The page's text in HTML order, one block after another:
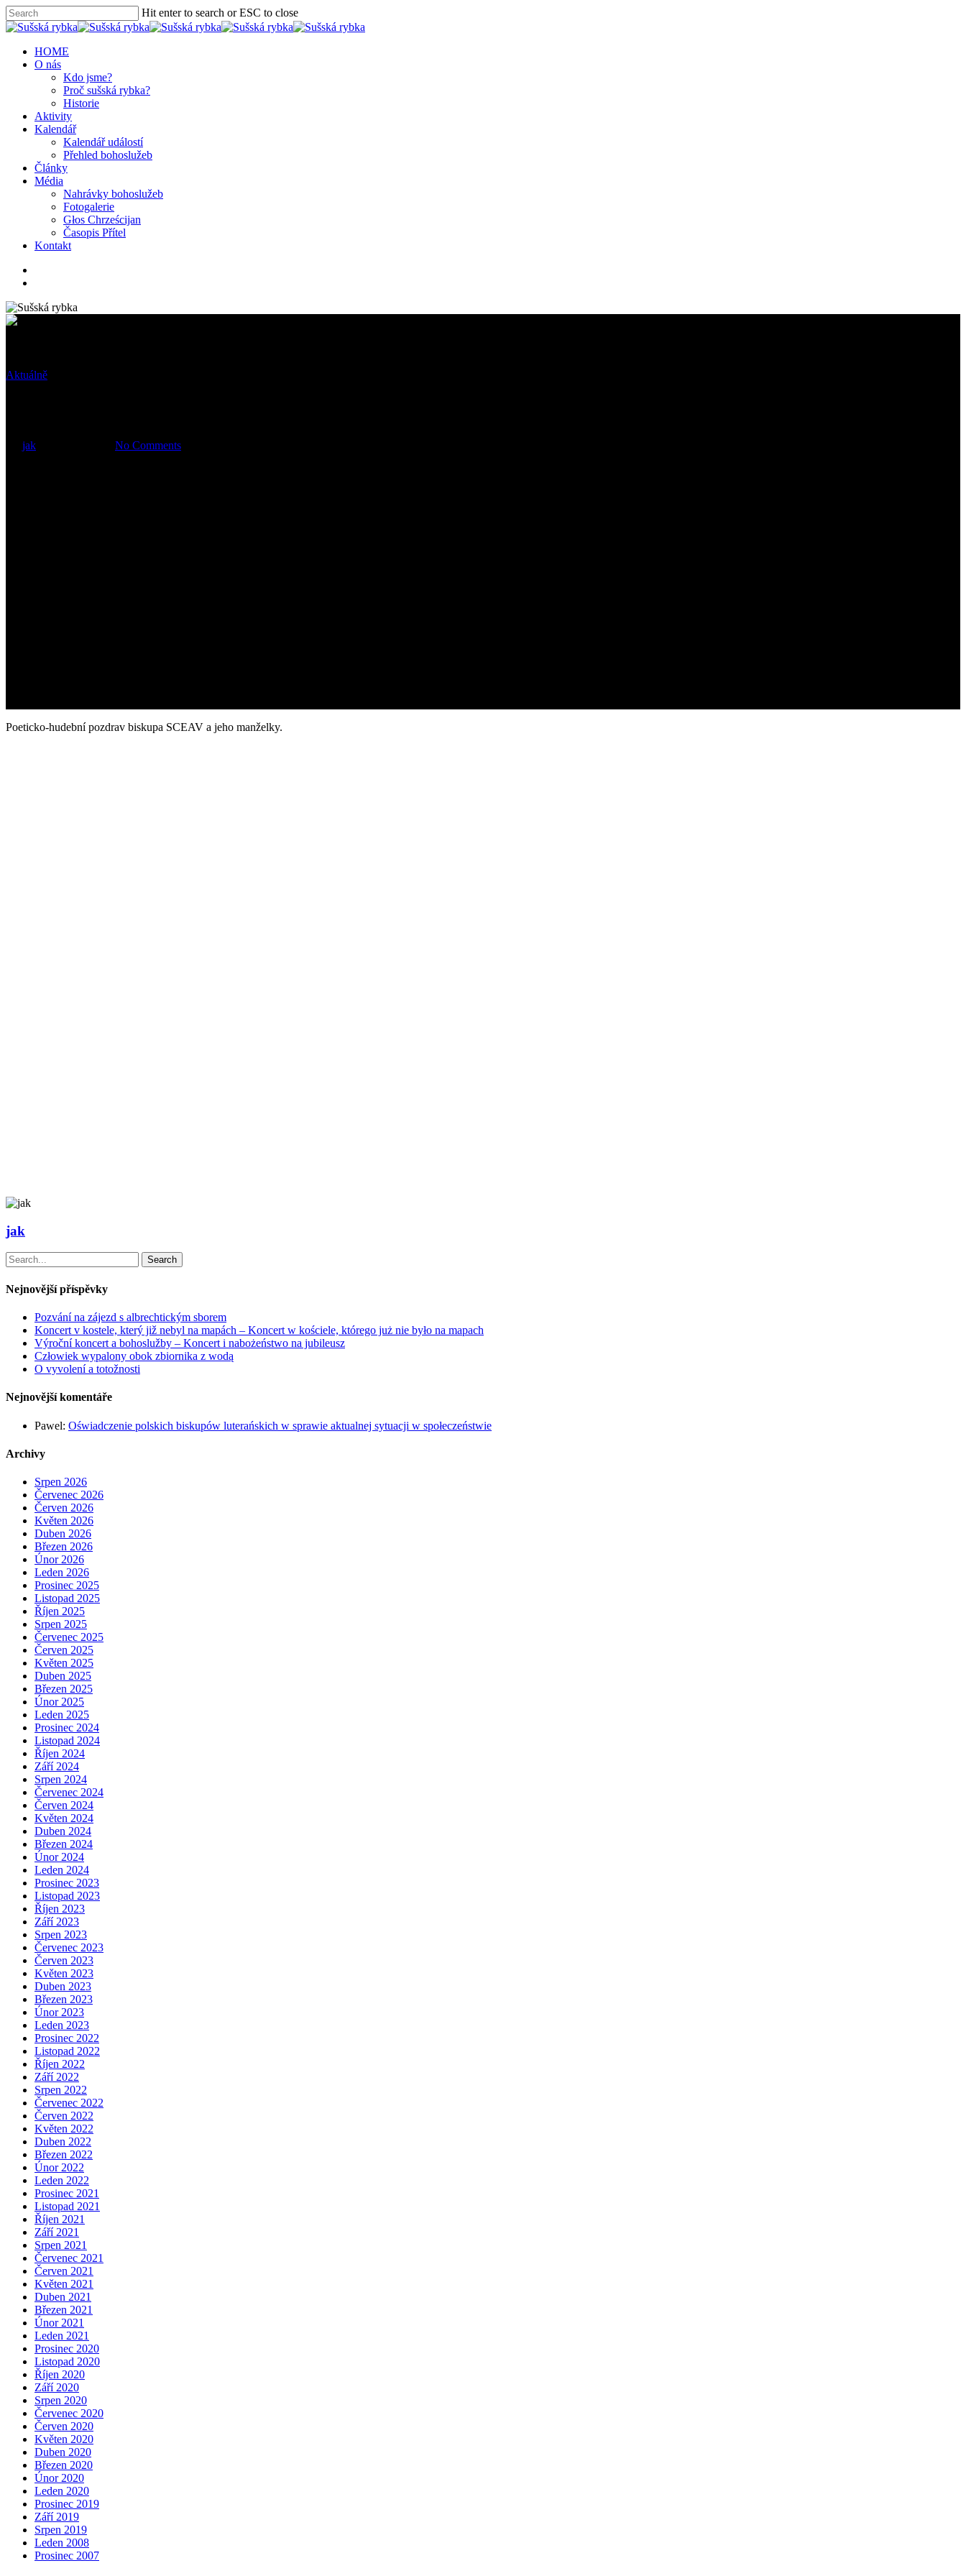
Hit enter to search or ESC to close
HOME
O nás
Kdo jsme?
Proč sušská rybka?
Historie
Aktivity
Kalendář
Kalendář událostí
Přehled bohoslužeb
Články
Média
Nahrávky bohoslužeb
Fotogalerie
Głos Chrześcijan
Časopis Přítel
Kontakt
Aktuálně
jak No Comments
Poeticko-hudební pozdrav biskupa SCEAV a jeho manželky.
jak
Search
Nejnovější příspěvky
Pozvání na zájezd s albrechtickým sborem
Koncert v kostele, který již nebyl na mapách – Koncert w kościele, którego już nie było na mapach
Výroční koncert a bohoslužby – Koncert i nabożeństwo na jubileusz
Człowiek wypalony obok zbiornika z wodą
O vyvolení a totožnosti
Nejnovější komentáře
Pawel: Oświadczenie polskich biskupów luterańskich w sprawie aktualnej sytuacji w społeczeństwie
Archivy
Srpen 2026
Červenec 2026
Červen 2026
Květen 2026
Duben 2026
Březen 2026
Únor 2026
Leden 2026
Prosinec 2025
Listopad 2025
Říjen 2025
Srpen 2025
Červenec 2025
Červen 2025
Květen 2025
Duben 2025
Březen 2025
Únor 2025
Leden 2025
Prosinec 2024
Listopad 2024
Říjen 2024
Září 2024
Srpen 2024
Červenec 2024
Červen 2024
Květen 2024
Duben 2024
Březen 2024
Únor 2024
Leden 2024
Prosinec 2023
Listopad 2023
Říjen 2023
Září 2023
Srpen 2023
Červenec 2023
Červen 2023
Květen 2023
Duben 2023
Březen 2023
Únor 2023
Leden 2023
Prosinec 2022
Listopad 2022
Říjen 2022
Září 2022
Srpen 2022
Červenec 2022
Červen 2022
Květen 2022
Duben 2022
Březen 2022
Únor 2022
Leden 2022
Prosinec 2021
Listopad 2021
Říjen 2021
Září 2021
Srpen 2021
Červenec 2021
Červen 2021
Květen 2021
Duben 2021
Březen 2021
Únor 2021
Leden 2021
Prosinec 2020
Listopad 2020
Říjen 2020
Září 2020
Srpen 2020
Červenec 2020
Červen 2020
Květen 2020
Duben 2020
Březen 2020
Únor 2020
Leden 2020
Prosinec 2019
Září 2019
Srpen 2019
Leden 2008
Prosinec 2007